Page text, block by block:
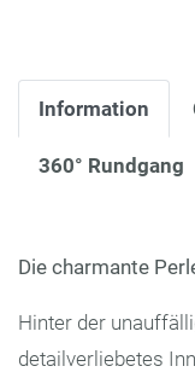
Information
360° Rundgang
Die charmante
Hinter der
detailverliebetes